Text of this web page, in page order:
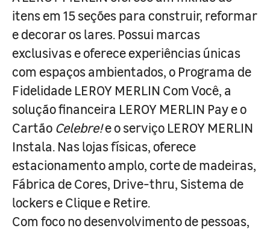
itens em 15 seções para construir, reformar
e decorar os lares. Possui marcas
exclusivas e oferece experiências únicas
com espaços ambientados, o Programa de
Fidelidade LEROY MERLIN Com Você, a
solução financeira LEROY MERLIN Pay e o
Cartão Celebre!e o serviço LEROY MERLIN
Instala. Nas lojas físicas, oferece
estacionamento amplo, corte de madeiras,
Fábrica de Cores, Drive-thru, Sistema de
lockers e Clique e Retire.
Com foco no desenvolvimento de pessoas,